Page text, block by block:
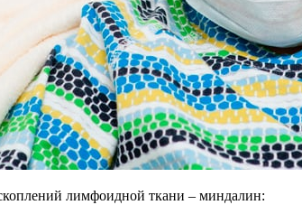
лимфоидной ткани – миндалин: